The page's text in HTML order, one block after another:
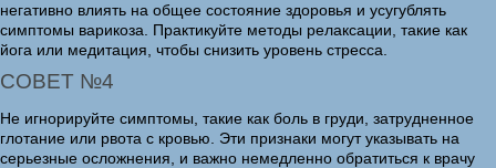
негативно влиять на общее состояние здоровья и усугублять
симптомы варикоза. Практикуйте методы релаксации, такие как
йога или медитация, чтобы снизить уровень стресса.
СОВЕТ №4
Не игнорируйте симптомы, такие как боль в груди, затрудненное
глотание или рвота с кровью. Эти признаки могут указывать на
серьезные осложнения, и важно немедленно обратиться к врачу